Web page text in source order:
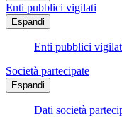
Enti pubblici vigilati
Espandi
Enti pubblici
Società partecipate
Espandi
Dati società